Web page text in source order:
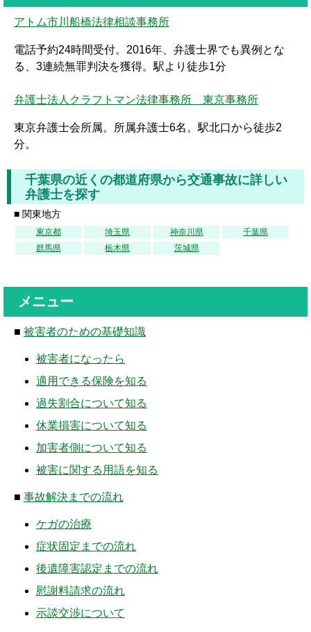
アトム市川船橋法律相談事務所
電話予約24時間受付。2016年、弁護士界でも異例とな
る、3連続無罪判決を獲得。駅より徒歩1分
弁護士法人クラフトマン法律事務所 東京事務所
東京弁護士会所属。所属弁護士6名。駅北口から徒歩2
分。
千葉県の近くの都道府県から交通事故に詳しい
弁護士を探す
■ 関東地方
東京都 埼玉県 神奈川県
千葉県
群馬県
栃木県 茨城県
メニュー
■ 被害者のための基礎知識
被害者になったら
適用できる保険を知る
過失割合について知る
休業損害について知る
加害者側について知る
被害に関する用語を知る
■ 事故解決までの流れ
ケガの治療
症状固定までの流れ
後遺障害認定までの流れ
慰謝料請求の流れ
示談交渉について